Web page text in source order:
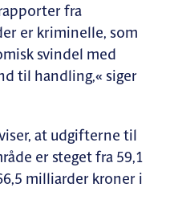
fra
er kriminelle, som
svindel med
til handling,« siger
at udgifterne til
er steget fra 59,1
milliarder kroner i